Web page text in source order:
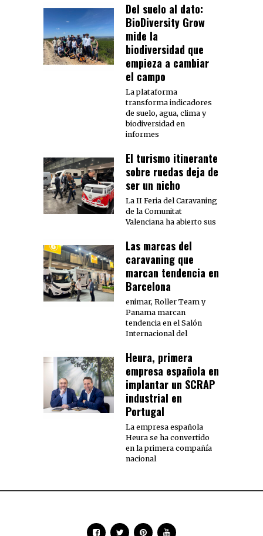
Del suelo al dato:
BioDiversity Grow
mide la
biodiversidad que
empieza a cambiar
el campo
La plataforma
transforma indicadores
de suelo, agua, clima y
biodiversidad en
informes
El turismo itinerante
sobre ruedas deja de
ser un nicho
La II Feria del Caravaning
de la Comunitat
Valenciana ha abierto sus
Las marcas del
caravaning que
marcan tendencia en
Barcelona
enimar, Roller Team y
Panama marcan
tendencia en el Salón
Internacional del
Heura, primera
empresa española en
implantar un SCRAP
industrial en
Portugal
La empresa española
Heura se ha convertido
en la primera compañía
nacional